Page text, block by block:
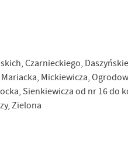
Czarnieckiego,
Mickiewicza,
Sienkiewicza od nr 16 do
Zielona